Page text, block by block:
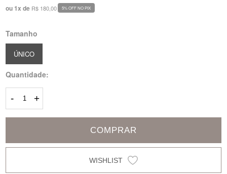
ou 1x de R$ 180,00 5% OFF NO PIX
Tamanho
ÚNICO
Quantidade:
- +
COMPRAR